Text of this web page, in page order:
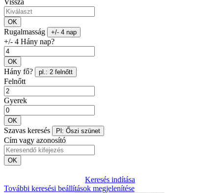
Vissza
OK
Rugalmasság +/- 4 nap
+/- 4 Hány nap?
OK
Hány fő? pl.: 2 felnőtt
Felnőtt
Gyerek
OK
Szavas keresés Pl: Őszi szünet
Cím vagy azonosító
OK
Keresés indítása
További keresési beállítások megjelenítése